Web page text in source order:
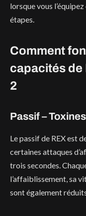
lorsque vous
étapes.
Comment
capacités de
2
Passif –
Le passif de REX est
certaines attaques
trois secondes.
l’affaiblissement, sa
sont également